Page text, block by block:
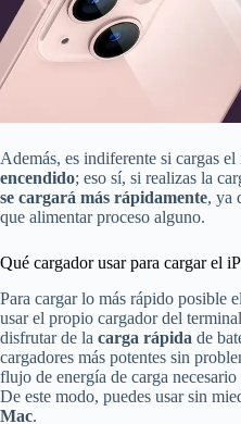
Además, es indiferente si cargas el
encendido; eso sí, si realizas la
se cargará más rápidamente, ya
que alimentar proceso alguno.
Qué cargador usar para cargar el
Para cargar lo más rápido posible
usar el propio cargador del
disfrutar de la carga rápida de
cargadores más potentes sin
flujo de energía de carga
De este modo, puedes usar sin
Mac.